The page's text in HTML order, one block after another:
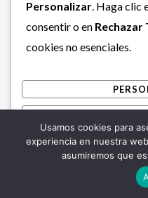
Personalizar. Haga clic
consentir o en Rechazar
cookies no esenciales.
Desarrollado
Usamos cookies para
experiencia en nuestra
asumiremos que